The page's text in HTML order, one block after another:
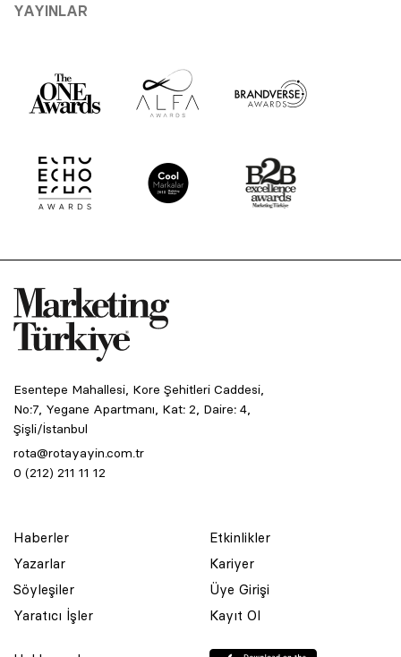
YAYINLAR
Esentepe Mahallesi, Kore Şehitleri Caddesi,
No:7, Yegane Apartmanı, Kat: 2, Daire: 4,
Şişli/İstanbul
rota@rotayayin.com.tr
0 (212) 211 11 12
Haberler
Yazarlar
Söyleşiler
Yaratıcı İşler
Etkinlikler
Kariyer
Üye Girişi
Kayıt Ol